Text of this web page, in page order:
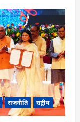
राजनीति राष्ट्रीय